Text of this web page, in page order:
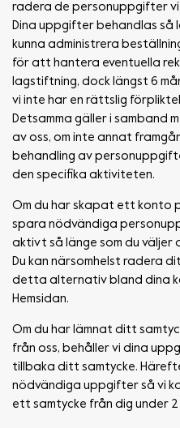
radera de personuppgifter vi
Dina uppgifter behandlas så
kunna administrera
för att hantera eventuella
lagstiftning, dock längst 6
vi inte har en rättslig
Detsamma gäller i samband
av oss, om inte annat
behandling av
den specifika aktiviteten.
Om du har skapat ett konto
spara nödvändiga
aktivt så länge som du
Du kan närsomhelst radera
detta alternativ bland dina
Hemsidan.
Om du har lämnat ditt
från oss, behåller vi dina
tillbaka ditt samtycke.
nödvändiga uppgifter så vi
ett samtycke från dig under 2